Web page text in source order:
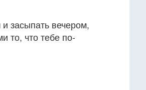
засыпать вечером,
то, что тебе по-